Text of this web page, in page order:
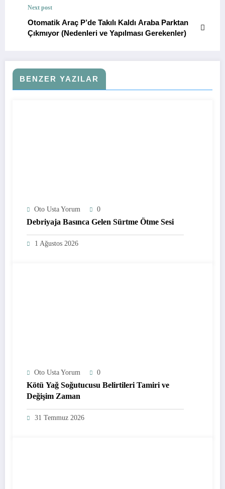
Next post
Otomatik Araç P’de Takılı Kaldı Araba Parktan
Çıkmıyor (Nedenleri ve Yapılması Gerekenler)
BENZER YAZILAR
Oto Usta Yorum 0
Debriyaja Basınca Gelen Sürtme Ötme Sesi
1 Ağustos 2026
Oto Usta Yorum 0
Kötü Yağ Soğutucusu Belirtileri Tamiri ve
Değişim Zaman
31 Temmuz 2026